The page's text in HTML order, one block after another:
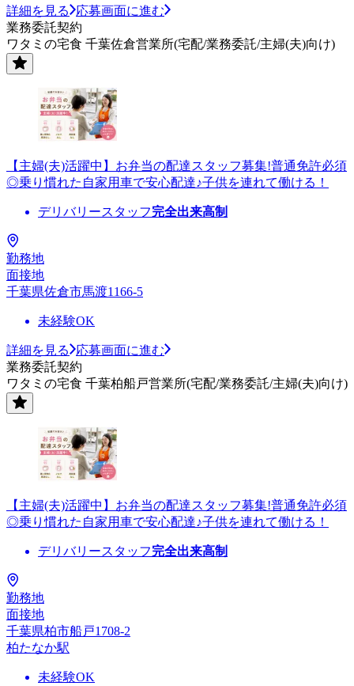
詳細を見る
応募画面に進む
業務委託契約
ワタミの宅食 千葉佐倉営業所(宅配/業務委託/主婦(夫)向け)
【主婦(夫)活躍中】お弁当の配達スタッフ募集!普通免許必須
◎乗り慣れた自家用車で安心配達♪子供を連れて働ける！
デリバリースタッフ完全出来高制
勤務地
面接地
千葉県佐倉市馬渡1166-5
未経験OK
詳細を見る
応募画面に進む
業務委託契約
ワタミの宅食 千葉柏船戸営業所(宅配/業務委託/主婦(夫)向け)
【主婦(夫)活躍中】お弁当の配達スタッフ募集!普通免許必須
◎乗り慣れた自家用車で安心配達♪子供を連れて働ける！
デリバリースタッフ完全出来高制
勤務地
面接地
千葉県柏市船戸1708-2
柏たなか駅
未経験OK